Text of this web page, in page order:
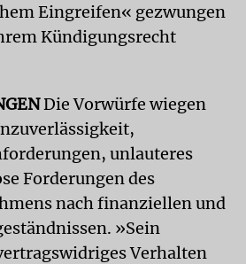
Eingreifen« gezwungen
Kündigungsrecht
Die Vorwürfe wiegen
unlauteres
Forderungen des
nach finanziellen und
»Sein
Verhalten